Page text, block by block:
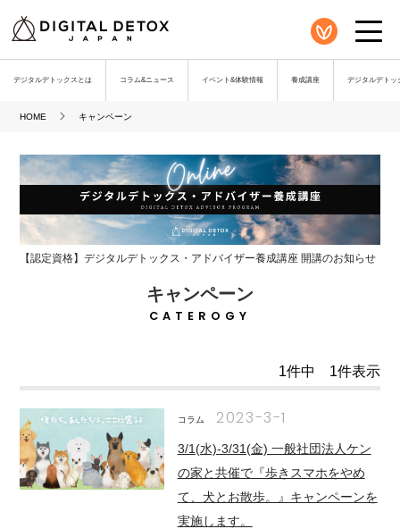
デジタルデトックスとは コラム&ニュース イベント&体験情報 養成講座 デジタルデトッ
HOME キャンペーン
【認定資格】デジタルデトックス・アドバイザー養成講座 開講のお知らせ
キャンペーン
CATEROGY
1件中 1件表示
コラム 2023-3-1
3/1(水)-3/31(金) 一般社団法人ケン
の家と共催で『歩きスマホをやめ
て、⽝とお散歩。』キャンペーンを
実施します。